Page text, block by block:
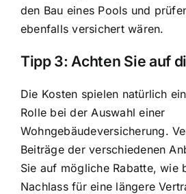
den Bau eines Pools und
ebenfalls versichert wären.
Tipp 3: Achten Sie auf
Die Kosten spielen natürlich
Rolle bei der Auswahl einer
Wohngebäudeversicherung.
Beiträge der verschiedenen
Sie auf mögliche Rabatte, wie
Nachlass für eine längere